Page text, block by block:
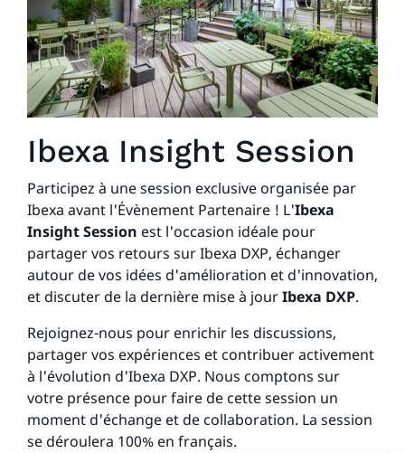
Ibexa Insight Session
Participez à une session exclusive organisée par
Ibexa avant l'Évènement Partenaire ! L'Ibexa
Insight Session est l'occasion idéale pour
partager vos retours sur Ibexa DXP, échanger
autour de vos idées d'amélioration et d'innovation,
et discuter de la dernière mise à jourIbexa DXP.
Rejoignez-nous pour enrichir les discussions,
partager vos expériences et contribuer activement
à l'évolution d'Ibexa DXP. Nous comptons sur
votre présence pour faire de cette session un
moment d'échange et de collaboration. La session
se déroulera 100% en français.